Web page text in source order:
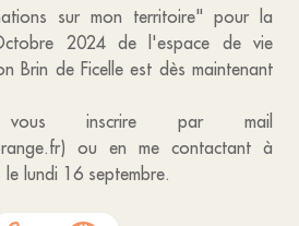
sur mon territoire" pour la
2024 de l'espace de vie
Brin de Ficelle est dès maintenant
inscrire par mail
ou en me contactant à
lundi 16 septembre.